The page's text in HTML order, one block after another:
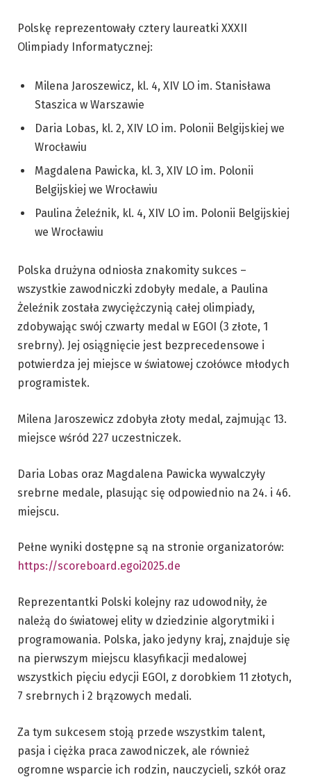
Polskę reprezentowały cztery laureatki XXXII
Olimpiady Informatycznej:
Milena Jaroszewicz, kl. 4, XIV LO im. Stanisława
Staszica w Warszawie
Daria Lobas, kl. 2, XIV LO im. Polonii Belgijskiej we
Wrocławiu
Magdalena Pawicka, kl. 3, XIV LO im. Polonii
Belgijskiej we Wrocławiu
Paulina Żeleźnik, kl. 4, XIV LO im. Polonii Belgijskiej
we Wrocławiu
Polska drużyna odniosła znakomity sukces –
wszystkie zawodniczki zdobyły medale, a Paulina
Żeleźnik została zwyciężczynią całej olimpiady,
zdobywając swój czwarty medal w EGOI (3 złote, 1
srebrny). Jej osiągnięcie jest bezprecedensowe i
potwierdza jej miejsce w światowej czołówce młodych
programistek.
Milena Jaroszewicz zdobyła złoty medal, zajmując 13.
miejsce wśród 227 uczestniczek.
Daria Lobas oraz Magdalena Pawicka wywalczyły
srebrne medale, plasując się odpowiednio na 24. i 46.
miejscu.
Pełne wyniki dostępne są na stronie organizatorów:
https://scoreboard.egoi2025.de
Reprezentantki Polski kolejny raz udowodniły, że
należą do światowej elity w dziedzinie algorytmiki i
programowania. Polska, jako jedyny kraj, znajduje się
na pierwszym miejscu klasyfikacji medalowej
wszystkich pięciu edycji EGOI, z dorobkiem 11 złotych,
7 srebrnych i 2 brązowych medali.
Za tym sukcesem stoją przede wszystkim talent,
pasja i ciężka praca zawodniczek, ale również
ogromne wsparcie ich rodzin, nauczycieli, szkół oraz